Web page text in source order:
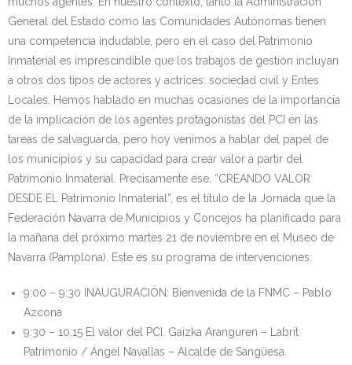
General del Estado como las Comunidades Autónomas tienen
una competencia indudable, pero en el caso del Patrimonio
Inmaterial es imprescindible que los trabajos de gestión incluyan
a otros dos tipos de actores y actrices: sociedad civil y Entes
Locales. Hemos hablado en muchas ocasiones de la importancia
de la implicación de los agentes protagonistas del PCI en las
tareas de salvaguarda, pero hoy venimos a hablar del papel de
los municipios y su capacidad para crear valor a partir del
Patrimonio Inmaterial. Precisamente ese, “CREANDO VALOR
DESDE EL Patrimonio Inmaterial”, es el título de la Jornada que la
Federación Navarra de Municipios y Concejos ha planificado para
la mañana del próximo martes 21 de noviembre en el Museo de
Navarra (Pamplona). Este es su programa de intervenciones:
9:00 – 9:30 INAUGURACIÓN: Bienvenida de la FNMC – Pablo
Azcona
9:30 – 10:15 El valor del PCI. Gaizka Aranguren – Labrit
Patrimonio / Ángel Navallas – Alcalde de Sangüesa.